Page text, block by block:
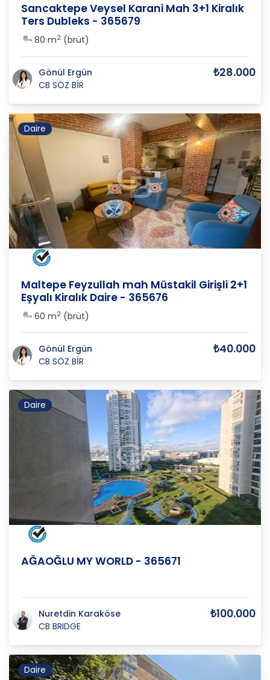
Sancaktepe Veysel Karani Mah 3+1 Kiralık
Ters Dubleks - 365679
80 m2 (brüt)
Gönül Ergün
CB SÖZ BİR
₺28.000
Daire
Maltepe Feyzullah mah Müstakil Girişli 2+1
Eşyalı Kiralık Daire - 365676
60 m2 (brüt)
Gönül Ergün
CB SÖZ BİR
₺40.000
Daire
AĞAOĞLU MY WORLD - 365671
Nuretdin Karaköse
CB BRIDGE
₺100.000
Daire